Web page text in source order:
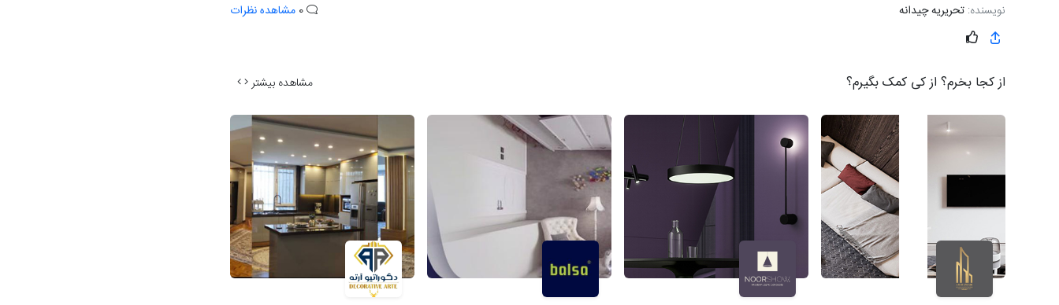
نویسنده: تحریریه چیدانه مشاهده نظرات
از کجا بخرم؟ از کی کمک بگیرم؟ مشاهده بیشتر